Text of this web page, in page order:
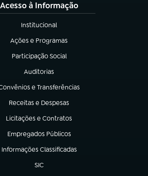
Acesso à Informação
Institucional
(abre em nova aba)
Ações e Programas
(abre em nova aba)
Participação Social
(abre em nova aba)
Auditorias
(abre em nova aba)
e Transferências
em nova aba)
Receitas e Despesas
(abre em nova aba)
Licitações e Contratos
(abre em nova aba)
Empregados Públicos
(abre em nova aba)
Informações Classificadas
(abre em nova aba)
SIC
(abre em nova aba)